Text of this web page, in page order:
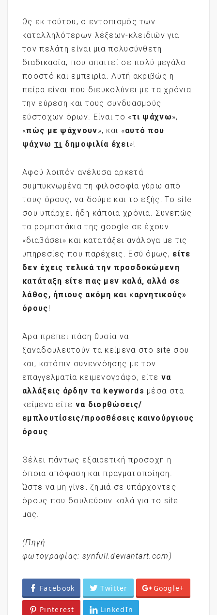
Ως εκ τούτου, ο εντοπισμός των
καταλληλότερων λέξεων-κλειδιών για
τον πελάτη είναι μια πολυσύνθετη
διαδικασία, που απαιτεί σε πολύ μεγάλο
ποοστό και εμπειρία. Αυτή ακριβώς η
πείρα είναι που διευκολύνει με τα χρόνια
την εύρεση και τους συνδυασμούς
εύστοχων όρων. Είναι το «τι ψάχνω»,
«πώς με ψάχνουν», και «αυτό που
ψάχνω τι δημοφιλία έχει»!
Αφού λοιπόν ανέλυσα αρκετά
συμπυκνωμένα τη φιλοσοφία γύρω από
τους όρους, να δούμε και το εξής: Το site
σου υπάρχει ήδη κάποια χρόνια. Συνεπώς
τα ρομποτάκια της google σε έχουν
«διαβάσει» και κατατάξει ανάλογα με τις
υπηρεσίες που παρέχεις. Εσύ όμως, είτε
δεν έχεις τελικά την προσδοκώμενη
κατάταξη είτε πας μεν καλά, αλλά σε
λάθος, ήπιους ακόμη και «αρνητικούς»
όρους!
Άρα πρέπει πάση θυσία να
ξαναδουλευτούν τα κείμενα στο site σου
και, κατόπιν συνεννόησης με τον
επαγγελματία κειμενογράφο, είτε να
αλλάξεις άρδην τα keywords μέσα στα
κείμενα είτε να διορθώσεις/
εμπλουτίσεις/προσθέσεις καινούργιους
όρους
Θέλει πάντως εξαιρετική προσοχή η
όποια απόφαση και πραγματοποίηση.
Ώστε να μη γίνει ζημιά σε υπάρχοντες
όρους που δουλεύουν καλά για το site
μας.
(Πηγή
φωτογραφίας: synfull.deviantart.com)
Facebook Twitter Google+
Pinterest LinkedIn